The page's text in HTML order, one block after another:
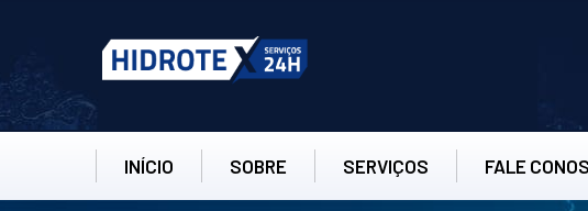
INÍCIO SOBRE SERVIÇOS FALE